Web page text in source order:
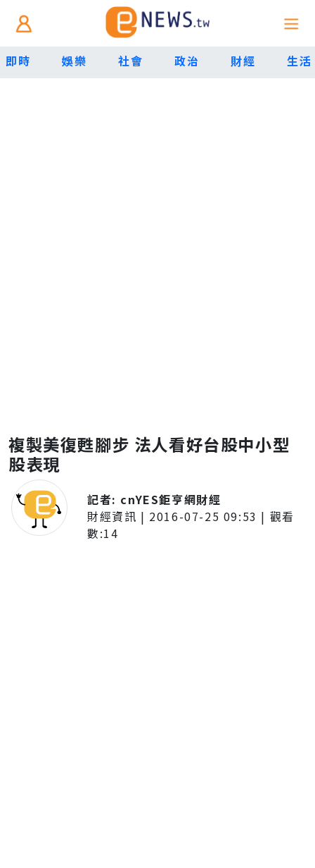
即時 娛樂 社會 政治 財經 生活
複製美復甦腳步 法人看好台股中小型
股表現
記者: cnYES鉅亨網財經
財經資訊 | 2016-07-25 09:53 | 觀看
數:14